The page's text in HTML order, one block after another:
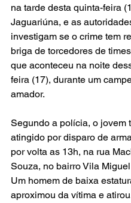
na tarde desta quinta-feira
Jaguariúna, e as
investigam se o crime tem
briga de torcedores de
que aconteceu na noite
feira (17), durante um
amador.
Segundo a polícia, o jovem
atingido por disparo de
por volta as 13h, na rua
Souza, no bairro Vila
Um homem de baixa
aproximou da vítima e